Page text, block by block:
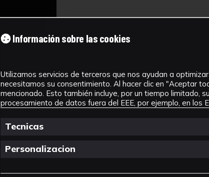
Información sobre las cookies
Utilizamos servicios de terceros que nos ayudan a
necesitamos su consentimiento. Al hacer clic en "Aceptar
mencionado. Esto también incluye, por un tiempo limitado,
procesamiento de datos fuera del EEE, por ejemplo, en los
Tecnicas
Personalizacion